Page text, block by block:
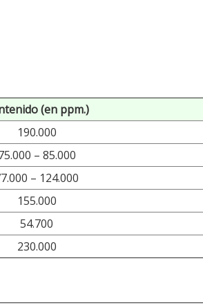
(en ppm.)
190.000
– 85.000
– 124.000
155.000
54.700
230.000